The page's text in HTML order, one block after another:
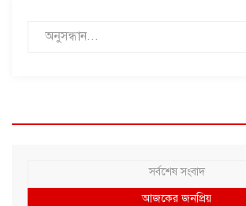
সর্বশেষ সংবাদ
আজকের জনপ্রিয়